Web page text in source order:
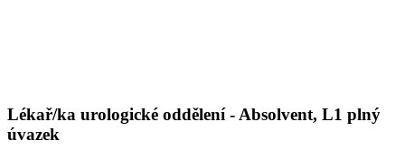
Lékař/ka urologické oddělení - Absolvent, L1 plný
úvazek